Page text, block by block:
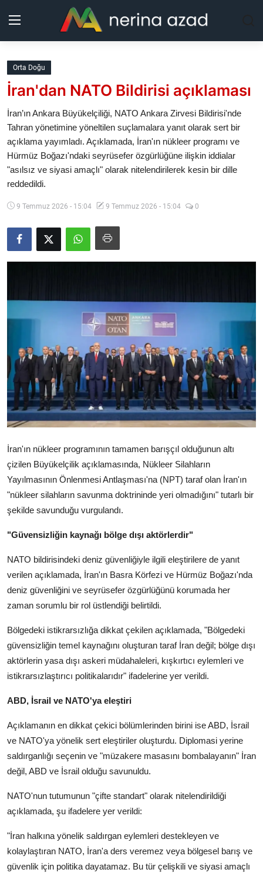
Kurdistan
Bölgeler
Yaşam
Güncel
Analiz
Makaleler
Galeri
Yazarlar
İletişim
Türkçe Kurdi
Orta Doğu
İran'dan NATO Bildirisi açıklaması
İran’ın Ankara Büyükelçiliği, NATO Ankara Zirvesi Bildirisi'nde
Tahran yönetimine yöneltilen suçlamalara yanıt olarak sert bir
açıklama yayımladı. Açıklamada, İran'ın nükleer programı ve
Hürmüz Boğazı'ndaki seyrüsefer özgürlüğüne ilişkin iddialar
"asılsız ve siyasi amaçlı" olarak nitelendirilerek kesin bir dille
reddedildi.
9 Temmuz 2026 - 15:04 9 Temmuz 2026 - 15:04 0
İran'ın nükleer programının tamamen barışçıl olduğunun altı
çizilen Büyükelçilik açıklamasında, Nükleer Silahların
Yayılmasının Önlenmesi Antlaşması'na (NPT) taraf olan İran'ın
"nükleer silahların savunma doktrininde yeri olmadığını" tutarlı bir
şekilde savunduğu vurgulandı.
"Güvensizliğin kaynağı bölge dışı aktörlerdir"
NATO bildirisindeki deniz güvenliğiyle ilgili eleştirilere de yanıt
verilen açıklamada, İran'ın Basra Körfezi ve Hürmüz Boğazı'nda
deniz güvenliğini ve seyrüsefer özgürlüğünü korumada her
zaman sorumlu bir rol üstlendiği belirtildi.
Bölgedeki istikrarsızlığa dikkat çekilen açıklamada, "Bölgedeki
güvensizliğin temel kaynağını oluşturan taraf İran değil; bölge dışı
aktörlerin yasa dışı askeri müdahaleleri, kışkırtıcı eylemleri ve
istikrarsızlaştırıcı politikalarıdır" ifadelerine yer verildi.
ABD, İsrail ve NATO'ya eleştiri
Açıklamanın en dikkat çekici bölümlerinden birini ise ABD, İsrail
ve NATO'ya yönelik sert eleştiriler oluşturdu. Diplomasi yerine
saldırganlığı seçenin ve "müzakere masasını bombalayanın" İran
değil, ABD ve İsrail olduğu savunuldu.
NATO'nun tutumunun "çifte standart" olarak nitelendirildiği
açıklamada, şu ifadelere yer verildi:
"İran halkına yönelik saldırgan eylemleri destekleyen ve
kolaylaştıran NATO, İran'a ders veremez veya bölgesel barış ve
güvenlik için politika dayatamaz. Bu tür çelişkili ve siyasi amaçlı